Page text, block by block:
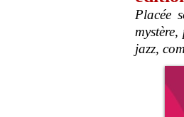
Placée
jazz,